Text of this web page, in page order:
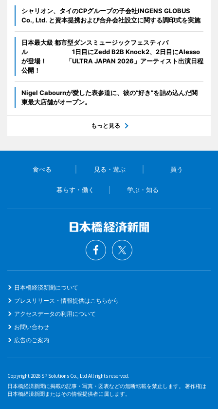
シャリオン、タイのCPグループの子会社INGENS GLOBUS
Co., Ltd. と資本提携および合弁会社設立に関する調印式を実施
日本最大級 都市型ダンスミュージックフェスティバ
ル 1日目にZedd B2B Knock2、2日目にAlesso
が登場！ 「ULTRA JAPAN 2026」アーティスト出演日程
公開！
Nigel Cabournが愛した表参道に、彼の“好き”を詰め込んだ関
東最大店舗がオープン。
もっと見る
食べる 見る・遊ぶ 買う
暮らす・働く 学ぶ・知る
日本橋経済新聞について
プレスリリース・情報提供はこちらから
アクセスデータの利用について
お問い合わせ
広告のご案内
Copyright 2026 SP Solutions Co., Ltd All rights reserved.
日本橋経済新聞に掲載の記事・写真・図表などの無断転載を禁止します。 著作権は
日本橋経済新聞またはその情報提供者に属します。